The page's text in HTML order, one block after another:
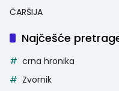
ČARŠIJA
Najčešće
crna hronika
Zvornik